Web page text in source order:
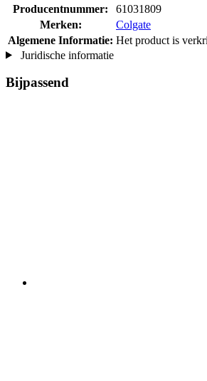
Producentnummer:
61031809
Merken:
Colgate
Algemene Informatie: Het product is
Juridische informatie
Bijpassend